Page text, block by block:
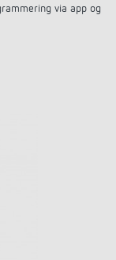
via app og